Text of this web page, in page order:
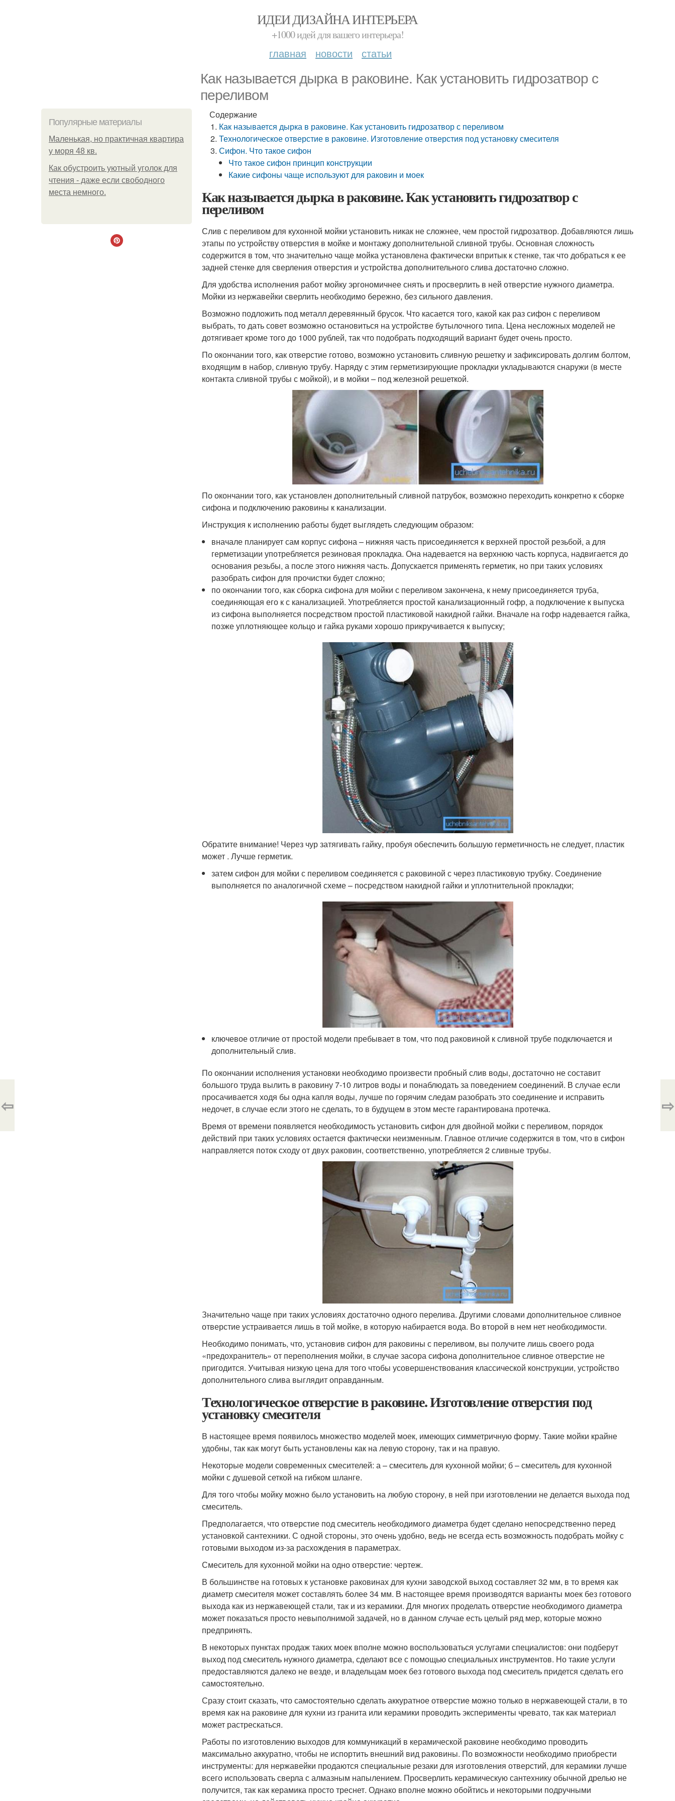
ИДЕИ ДИЗАЙНА ИНТЕРЬЕРА
+1000 идей для вашего интерьера!
главная новости статьи
Как называется дырка в раковине. Как установить гидрозатвор с
переливом
Популярные материалы
Маленькая, но практичная квартира
у моря 48 кв.
Как обустроить уютный уголок для
чтения - даже если свободного
места немного.
Содержание
Как называется дырка в раковине. Как установить гидрозатвор с переливом
Технологическое отверстие в раковине. Изготовление отверстия под установку смесителя
Сифон. Что такое сифон
Что такое сифон принцип конструкции
Какие сифоны чаще используют для раковин и моек
Как называется дырка в раковине. Как установить гидрозатвор с
переливом
Слив с переливом для кухонной мойки установить никак не сложнее, чем простой гидрозатвор. Добавляются лишь
этапы по устройству отверстия в мойке и монтажу дополнительной сливной трубы. Основная сложность
содержится в том, что значительно чаще мойка установлена фактически впритык к стенке, так что добраться к ее
задней стенке для сверления отверстия и устройства дополнительного слива достаточно сложно.
Для удобства исполнения работ мойку эргономичнее снять и просверлить в ней отверстие нужного диаметра.
Мойки из нержавейки сверлить необходимо бережно, без сильного давления.
Возможно подложить под металл деревянный брусок. Что касается того, какой как раз сифон с переливом
выбрать, то дать совет возможно остановиться на устройстве бутылочного типа. Цена несложных моделей не
дотягивает кроме того до 1000 рублей, так что подобрать подходящий вариант будет очень просто.
По окончании того, как отверстие готово, возможно установить сливную решетку и зафиксировать долгим болтом,
входящим в набор, сливную трубу. Наряду с этим герметизирующие прокладки укладываются снаружи (в месте
контакта сливной трубы с мойкой), и в мойки – под железной решеткой.
По окончании того, как установлен дополнительный сливной патрубок, возможно переходить конкретно к сборке
сифона и подключению раковины к канализации.
Инструкция к исполнению работы будет выглядеть следующим образом:
вначале планирует сам корпус сифона – нижняя часть присоединяется к верхней простой резьбой, а для
герметизации употребляется резиновая прокладка. Она надевается на верхнюю часть корпуса, надвигается до
основания резьбы, а после этого нижняя часть. Допускается применять герметик, но при таких условиях
разобрать сифон для прочистки будет сложно;
по окончании того, как сборка сифона для мойки с переливом закончена, к нему присоединяется труба,
соединяющая его к с канализацией. Употребляется простой канализационный гофр, а подключение к выпуска
из сифона выполняется посредством простой пластиковой накидной гайки. Вначале на гофр надевается гайка,
позже уплотняющее кольцо и гайка руками хорошо прикручивается к выпуску;
Обратите внимание! Через чур затягивать гайку, пробуя обеспечить большую герметичность не следует, пластик
может . Лучше герметик.
затем сифон для мойки с переливом соединяется с раковиной с через пластиковую трубку. Соединение
выполняется по аналогичной схеме – посредством накидной гайки и уплотнительной прокладки;
ключевое отличие от простой модели пребывает в том, что под раковиной к сливной трубе подключается и
дополнительный слив.
По окончании исполнения установки необходимо произвести пробный слив воды, достаточно не составит
большого труда вылить в раковину 7-10 литров воды и понаблюдать за поведением соединений. В случае если
просачивается ходя бы одна капля воды, лучше по горячим следам разобрать это соединение и исправить
недочет, в случае если этого не сделать, то в будущем в этом месте гарантирована протечка.
Время от времени появляется необходимость установить сифон для двойной мойки с переливом, порядок
действий при таких условиях остается фактически неизменным. Главное отличие содержится в том, что в сифон
направляется поток сходу от двух раковин, соответственно, употребляется 2 сливные трубы.
Значительно чаще при таких условиях достаточно одного перелива. Другими словами дополнительное сливное
отверстие устраивается лишь в той мойке, в которую набирается вода. Во второй в нем нет необходимости.
Необходимо понимать, что, установив сифон для раковины с переливом, вы получите лишь своего рода
«предохранитель» от переполнения мойки, в случае засора сифона дополнительное сливное отверстие не
пригодится. Учитывая низкую цена для того чтобы усовершенствования классической конструкции, устройство
дополнительного слива выглядит оправданным.
Технологическое отверстие в раковине. Изготовление отверстия под
установку смесителя
В настоящее время появилось множество моделей моек, имеющих симметричную форму. Такие мойки крайне
удобны, так как могут быть установлены как на левую сторону, так и на правую.
Некоторые модели современных смесителей: а – смеситель для кухонной мойки; б – смеситель для кухонной
мойки с душевой сеткой на гибком шланге.
Для того чтобы мойку можно было установить на любую сторону, в ней при изготовлении не делается выхода под
смеситель.
Предполагается, что отверстие под смеситель необходимого диаметра будет сделано непосредственно перед
установкой сантехники. С одной стороны, это очень удобно, ведь не всегда есть возможность подобрать мойку с
готовыми выходом из-за расхождения в параметрах.
Смеситель для кухонной мойки на одно отверстие: чертеж.
В большинстве на готовых к установке раковинах для кухни заводской выход составляет 32 мм, в то время как
диаметр смесителя может составлять более 34 мм. В настоящее время производятся варианты моек без готового
выхода как из нержавеющей стали, так и из керамики. Для многих проделать отверстие необходимого диаметра
может показаться просто невыполнимой задачей, но в данном случае есть целый ряд мер, которые можно
предпринять.
В некоторых пунктах продаж таких моек вполне можно воспользоваться услугами специалистов: они подберут
выход под смеситель нужного диаметра, сделают все с помощью специальных инструментов. Но такие услуги
предоставляются далеко не везде, и владельцам моек без готового выхода под смеситель придется сделать его
самостоятельно.
Сразу стоит сказать, что самостоятельно сделать аккуратное отверстие можно только в нержавеющей стали, в то
время как на раковине для кухни из гранита или керамики проводить эксперименты чревато, так как материал
может растрескаться.
Работы по изготовлению выходов для коммуникаций в керамической раковине необходимо проводить
максимально аккуратно, чтобы не испортить внешний вид раковины. По возможности необходимо приобрести
инструменты: для нержавейки продаются специальные резаки для изготовления отверстий, для керамики лучше
всего использовать сверла с алмазным напылением. Просверлить керамическую сантехнику обычной дрелью не
получится, так как керамика просто треснет. Однако вполне можно обойтись и некоторыми подручными
⇦ ⇨